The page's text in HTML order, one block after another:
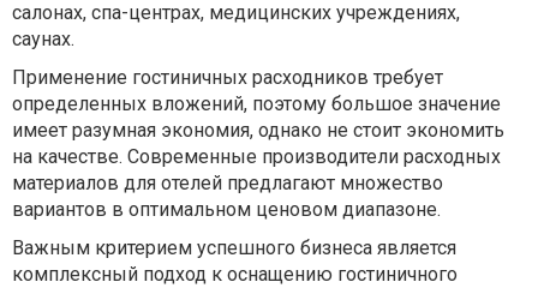
салонах, спа-центрах, медицинских учреждениях,
саунах.
Применение гостиничных расходников требует
определенных вложений, поэтому большое значение
имеет разумная экономия, однако не стоит экономить
на качестве. Современные производители расходных
материалов для отелей предлагают множество
вариантов в оптимальном ценовом диапазоне.
Важным критерием успешного бизнеса является
комплексный подход к оснащению гостиничного